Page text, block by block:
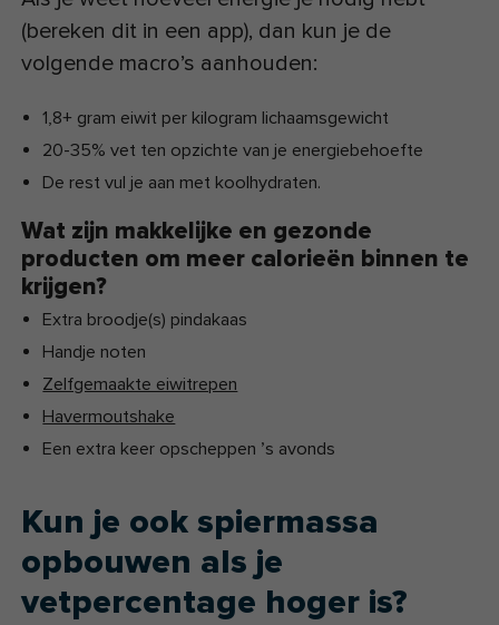
(bereken dit in een app), dan kun je de
volgende macro’s aanhouden:
1,8+ gram eiwit per kilogram lichaamsgewicht
20-35% vet ten opzichte van je energiebehoefte
De rest vul je aan met koolhydraten.
Wat zijn makkelijke en gezonde
producten om meer calorieën binnen te
krijgen?
Extra broodje(s) pindakaas
Handje noten
Zelfgemaakte eiwitrepen
Havermoutshake
Een extra keer opscheppen ’s avonds
Kun je ook spiermassa
opbouwen als je
vetpercentage hoger is?